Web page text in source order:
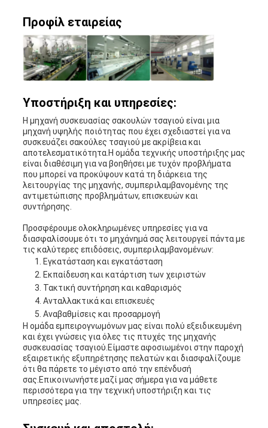
Προφίλ εταιρείας
Υποστήριξη και υπηρεσίες:
Η μηχανή συσκευασίας σακουλών τσαγιού είναι μια
μηχανή υψηλής ποιότητας που έχει σχεδιαστεί για να
συσκευάζει σακούλες τσαγιού με ακρίβεια και
αποτελεσματικότητα.Η ομάδα τεχνικής υποστήριξης μας
είναι διαθέσιμη για να βοηθήσει με τυχόν προβλήματα
που μπορεί να προκύψουν κατά τη διάρκεια της
λειτουργίας της μηχανής, συμπεριλαμβανομένης της
αντιμετώπισης προβλημάτων, επισκευών και
συντήρησης.
Προσφέρουμε ολοκληρωμένες υπηρεσίες για να
διασφαλίσουμε ότι το μηχάνημά σας λειτουργεί πάντα με
τις καλύτερες επιδόσεις, συμπεριλαμβανομένων:
Εγκατάσταση και εγκατάσταση
Εκπαίδευση και κατάρτιση των χειριστών
Τακτική συντήρηση και καθαρισμός
Ανταλλακτικά και επισκευές
Αναβαθμίσεις και προσαρμογή
Η ομάδα εμπειρογνωμόνων μας είναι πολύ εξειδικευμένη
και έχει γνώσεις για όλες τις πτυχές της μηχανής
συσκευασίας τσαγιού.Είμαστε αφοσιωμένοι στην παροχή
εξαιρετικής εξυπηρέτησης πελατών και διασφαλίζουμε
ότι θα πάρετε το μέγιστο από την επένδυσή
σας.Επικοινωνήστε μαζί μας σήμερα για να μάθετε
περισσότερα για την τεχνική υποστήριξη και τις
υπηρεσίες μας.